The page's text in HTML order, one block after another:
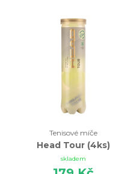
Tenisové míče
Head Tour (4ks)
skladem